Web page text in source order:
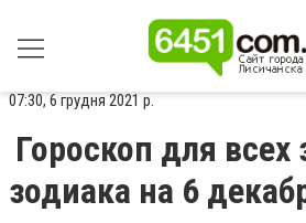
07:30, 6 грудня 2021 р.
Гороскоп для всех
зодиака на 6